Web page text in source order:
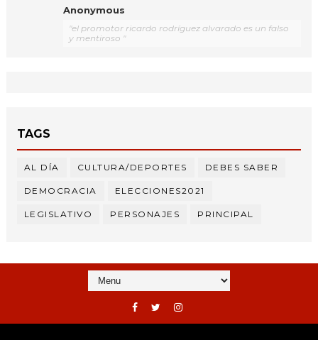
Anonymous
"el promotor ricardo rodríguez alvarado es un falso
y mentiroso "
TAGS
AL DÍA CULTURA/DEPORTES DEBES SABER
DEMOCRACIA ELECCIONES2021
LEGISLATIVO PERSONAJES PRINCIPAL